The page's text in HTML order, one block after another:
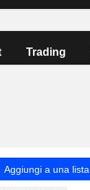
Trading
Aggiungi a una lista